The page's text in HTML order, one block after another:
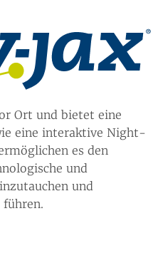
Ort und bietet eine
eine interaktive Night-
es den
und
und
führen.